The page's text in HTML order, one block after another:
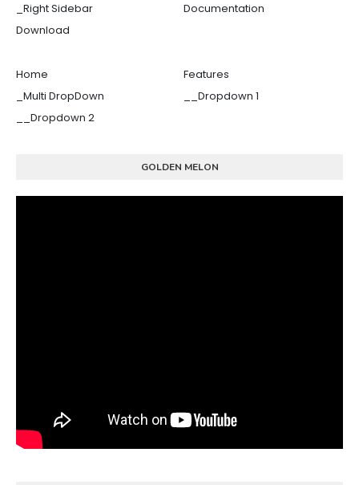
_Right Sidebar
Documentation
Download
Home
Features
_Multi DropDown
__Dropdown 1
__Dropdown 2
GOLDEN MELON